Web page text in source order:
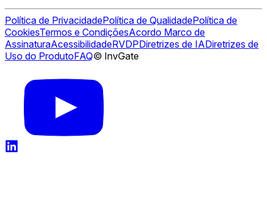
Política de PrivacidadePolítica de QualidadePolítica de
CookiesTermos e CondiçõesAcordo Marco de
AssinaturaAcessibilidadeRVDPDiretrizes de IADiretrizes de
Uso do ProdutoFAQ© InvGate